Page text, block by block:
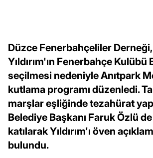
Düzce Fenerbahçeliler
Yıldırım'ın Fenerbahçe Kulübü
seçilmesi nedeniyle Anıtpark
kutlama programı düzenledi.
marşlar eşliğinde tezahürat
Belediye Başkanı Faruk Özlü
katılarak Yıldırım'ı öven
bulundu.